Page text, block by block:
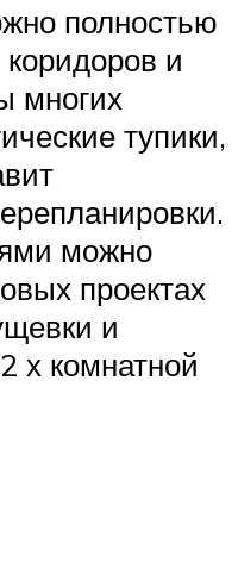
полностью
коридоров и
многих
тупики,
можно
проектах
и
х комнатной